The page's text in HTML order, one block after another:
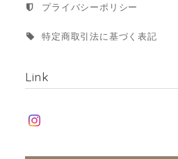
プライバシーポリシー
特定商取引法に基づく表記
Link